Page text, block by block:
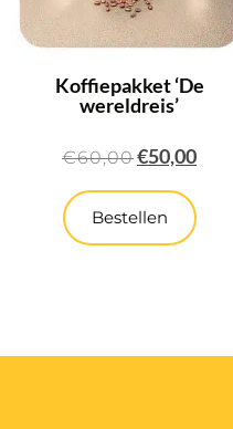
Koffiepakket ‘De
wereldreis’
€60,00€50,00
Bestellen